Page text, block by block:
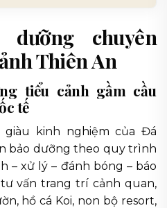
chuyên
Thiên An
tiểu cảnh gầm cầu
tế
kinh nghiệm của Đá
bảo dưỡng theo quy trình
– xử lý – đánh bóng – báo
vấn trang trí cảnh quan,
hồ cá Koi, non bộ resort,